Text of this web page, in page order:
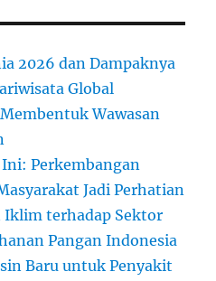
2026 dan Dampaknya
Global
Wawasan
Perkembangan
Jadi Perhatian
Iklim terhadap Sektor
Pangan Indonesia
Baru untuk Penyakit